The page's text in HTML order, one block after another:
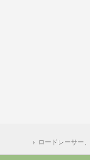
ロードレーサー